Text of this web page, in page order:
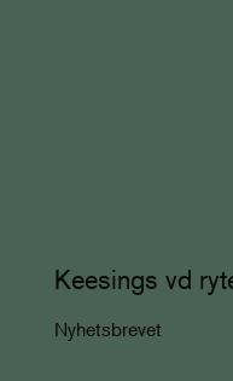
Keesings vd
Nyhetsbrevet